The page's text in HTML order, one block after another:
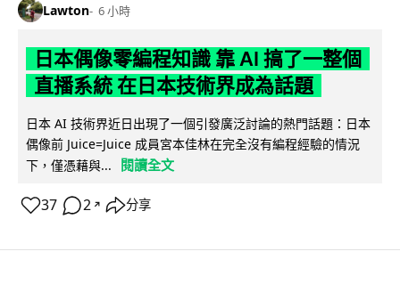
Lawton 6 小時
日本偶像零編程知識 靠 AI 搞了一整個
直播系統 在日本技術界成為話題
日本 AI 技術界近日出現了一個引發廣泛討論的熱門話題：日本
偶像前 Juice=Juice 成員宮本佳林在完全沒有編程經驗的情況
下，僅憑藉與...
閱讀全文
37 2 ↗ 分享